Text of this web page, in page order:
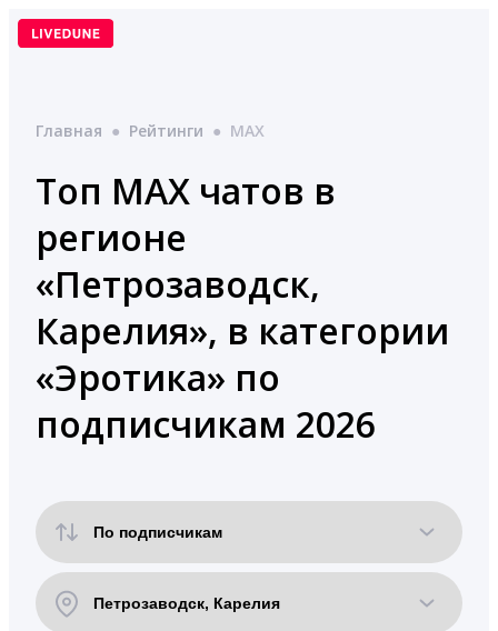
Перейти
Главная ● Рейтинги ● MAX
Топ MAX чатов в
регионе
«Петрозаводск,
Карелия», в категории
«Эротика» по
подписчикам 2026